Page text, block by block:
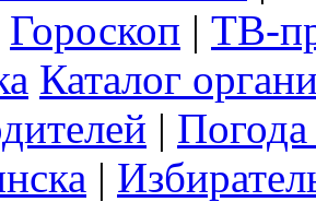
Гороскоп | ТВ-
Каталог
|
|